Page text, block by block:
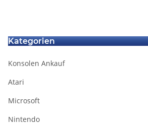
Kategorien
Konsolen Ankauf
Atari
Microsoft
Nintendo